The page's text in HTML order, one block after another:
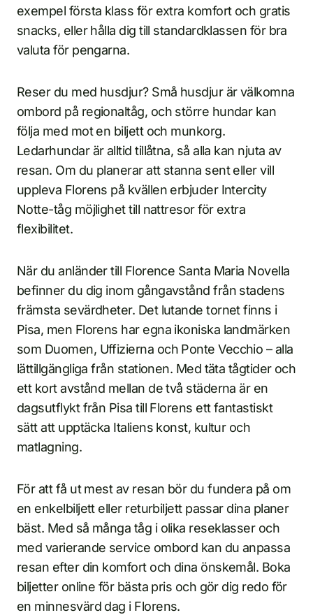
exempel första klass för extra komfort och gratis
snacks, eller hålla dig till standardklassen för bra
valuta för pengarna.
Reser du med husdjur? Små husdjur är välkomna
ombord på regionaltåg, och större hundar kan
följa med mot en biljett och munkorg.
Ledarhundar är alltid tillåtna, så alla kan njuta av
resan. Om du planerar att stanna sent eller vill
uppleva Florens på kvällen erbjuder Intercity
Notte-tåg möjlighet till nattresor för extra
flexibilitet.
När du anländer till Florence Santa Maria Novella
befinner du dig inom gångavstånd från stadens
främsta sevärdheter. Det lutande tornet finns i
Pisa, men Florens har egna ikoniska landmärken
som Duomen, Uffizierna och Ponte Vecchio – alla
lättillgängliga från stationen. Med täta tågtider och
ett kort avstånd mellan de två städerna är en
dagsutflykt från Pisa till Florens ett fantastiskt
sätt att upptäcka Italiens konst, kultur och
matlagning.
För att få ut mest av resan bör du fundera på om
en enkelbiljett eller returbiljett passar dina planer
bäst. Med så många tåg i olika reseklasser och
med varierande service ombord kan du anpassa
resan efter din komfort och dina önskemål. Boka
biljetter online för bästa pris och gör dig redo för
en minnesvärd dag i Florens.